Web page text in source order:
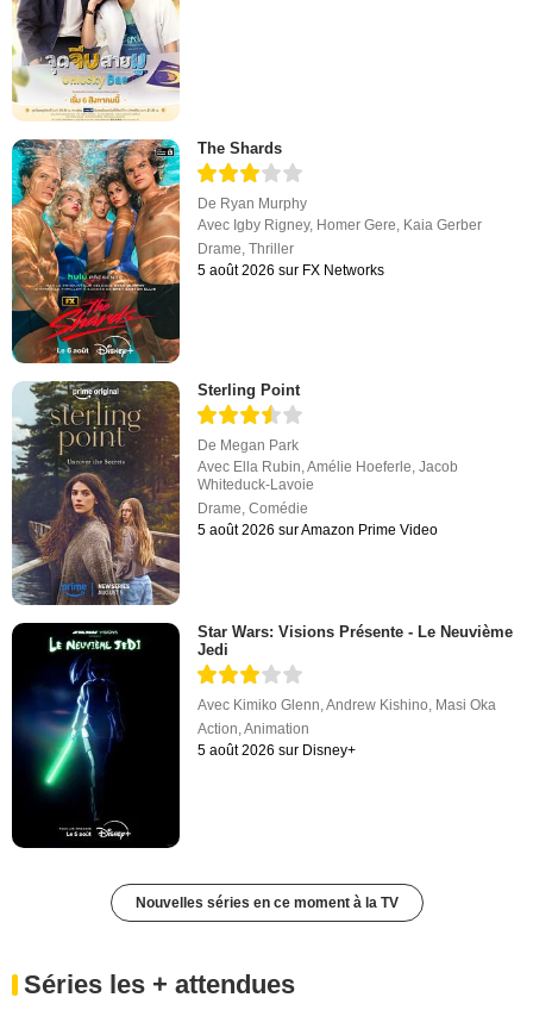
The Shards
De Ryan Murphy
Avec Igby Rigney, Homer Gere Kaia Gerber
Drame ,Thriller
5 août 2026 sur FX Networks
Sterling Point
De Megan Park
Avec Ella Rubin,Amélie Hoeferle,Jacob
Whiteduck-Lavoie
Drame,Comédie
5 août 2026 sur Amazon Prime Video
Star Wars: Visions Présente - Le Neuvième
Jedi
Avec Kimiko Glenn,Andrew Kishino, Masi Oka
Action,Animation
5 août 2026 sur Disney+
Nouvelles séries en ce moment à la TV
Séries les + attendues